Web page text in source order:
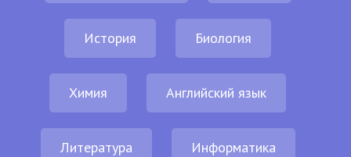
История Биология
Химия Английский язык
Литература Информатика